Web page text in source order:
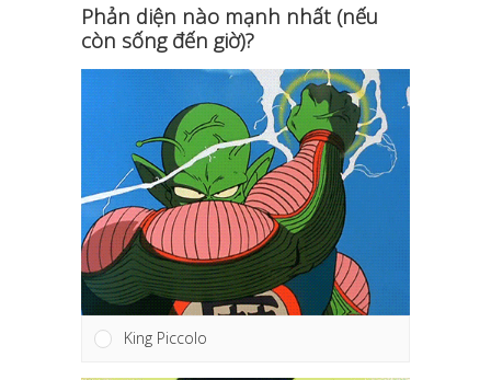
Phản diện nào mạnh nhất (nếu
còn sống đến giờ)?
King Piccolo